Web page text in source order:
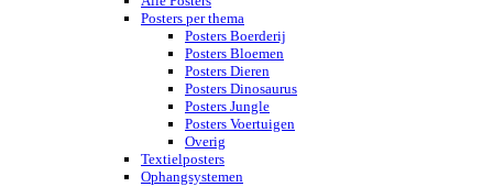
Posters per thema
Posters Boerderij
Posters Bloemen
Posters Dieren
Posters Dinosaurus
Posters Jungle
Posters Voertuigen
Overig
Textielposters
Ophangsystemen